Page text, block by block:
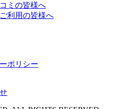
ミの皆様へ
利用の皆様へ
ポリシー